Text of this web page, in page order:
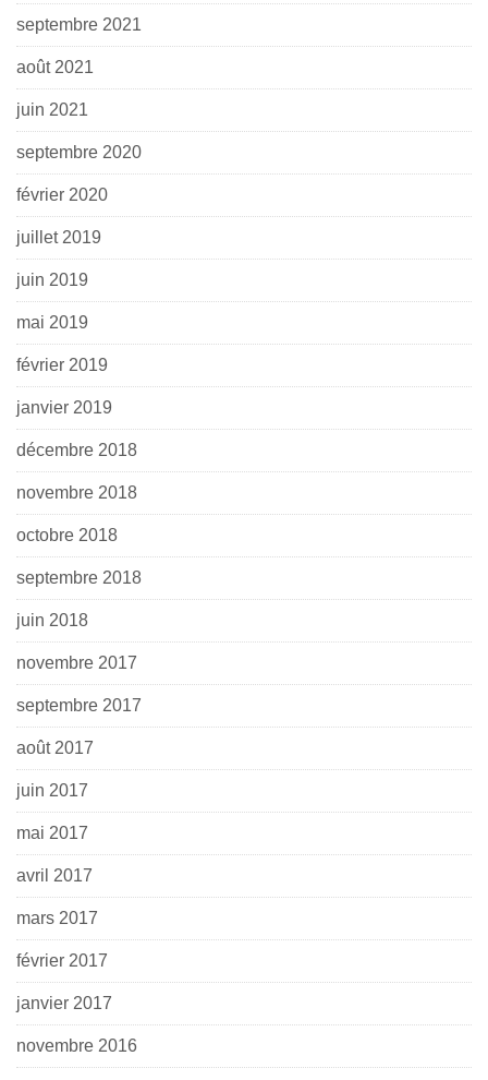
septembre 2021
août 2021
juin 2021
septembre 2020
février 2020
juillet 2019
juin 2019
mai 2019
février 2019
janvier 2019
décembre 2018
novembre 2018
octobre 2018
septembre 2018
juin 2018
novembre 2017
septembre 2017
août 2017
juin 2017
mai 2017
avril 2017
mars 2017
février 2017
janvier 2017
novembre 2016